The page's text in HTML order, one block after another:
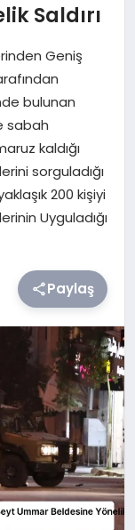
Saldırı
Geniş
bulunan
sabah
kaldığı
sorguladığı
200 kişiyi
Uyguladığı
Paylaş